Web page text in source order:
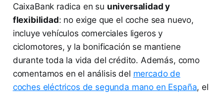
CaixaBank radica en su universalidad y
flexibilidad: no exige que el coche sea nuevo,
incluye vehículos comerciales ligeros y
ciclomotores, y la bonificación se mantiene
durante toda la vida del crédito. Además, como
comentamos en el análisis del mercado de
coches eléctricos de segunda mano en España, el